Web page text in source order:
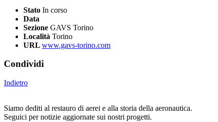
Stato In corso
Data
Sezione GAVS Torino
Località Torino
URL www.gavs-torino.com
Condividi
Indietro
Siamo dediti al restauro di aerei e alla storia della aeronautica.
Seguici per notizie aggiornate sui nostri progetti.